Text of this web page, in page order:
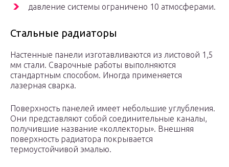
давление системы ограничено 10 атмосферами.
Стальные радиаторы
Настенные панели изготавливаются из листовой 1,5
мм стали. Сварочные работы выполняются
стандартным способом. Иногда применяется
лазерная сварка.
Поверхность панелей имеет небольшие углубления.
Они представляют собой соединительные каналы,
получившие название «коллекторы». Внешняя
поверхность радиатора покрывается
термоустойчивой эмалью.